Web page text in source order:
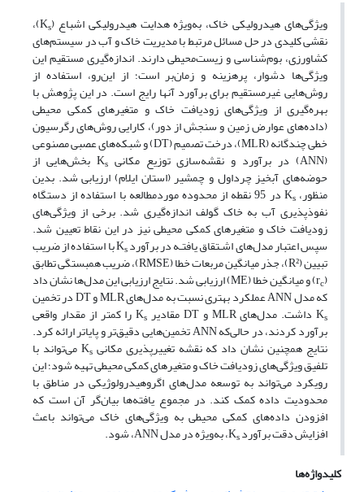
ویژگی‌های هیدرولیکی خاک، به‌ویژه هدایت هیدرولیکی اشباع (Ks )،
نقشی کلیدی در حل مسائل مرتبط با مدیریت خاک و آب در سیستم‌های
کشاورزی، بوم‌شناسی و زیست‌محیطی دارند. اندازه‌گیری مستقیم این
ویژگی‌ها دشوار، پرهزینه و زمان‌بر است؛ از این‌رو، استفاده از
روش‌هایی غیرمستقیم برای برآورد آنها رایج است. در این پژوهش با
بهره‌گیری از ویژگی‌های زودیافت خاک و متغیرهای کمکی محیطی
(داده‌های عوارض زمین و سنجش از دور)، کارایی روش‌های رگرسیون
خطی چندگانه (MLR)، درخت تصمیم (DT) و شبکه‌های عصبی مصنوعی
(ANN) در برآورد و نقشه‌سازی توزیع مکانی K s بخش‌هایی از
حوضه‌های آبخیز چرداول و چمشیر (استان ایلام) ارزیابی شد. بدین
منظور، Ks در 95 نقطه از محدوده مورد‌مطالعه با استفاده از دستگاه
نفوذپذیری آب به خاک گولف اندازه‌گیری شد. برخی از ویژگی‌های
زودیافت خاک و متغیرهای کمکی محیطی نیز در این نقاط تعیین شد.
سپس اعتبار مدل‌های اشـتقاق یافتـه در برآورد Ks با استفاده از ضریب
تبیین (R²)، جذر میانگین مربعات خطا (RMSE)، ضریب همبستگی تطابق
(r
c ) و میانگین خطا (ME) ارزیابی شد. نتایج ارزیابی این مدل‌ها نشان داد
که مدل ANN عملکرد بهتری نسبت به مدل‎‌های MLR و DT در تخمین
Ks داشت. مدل‌های MLR و DT مقادیر K s را کمتر از مقدار واقعی
برآورد کردند، در حالی‌که ANN تخمین‌هایی دقیق‌تر و پایاتر ارائه کرد.
نتایج همچنین نشان داد که نقشه تغییرپذیری مکانی Ks می‌تواند با
تلفیق ویژگی‌های زودیافت خاک و متغیرهای کمکی محیطی تهیه شود؛ این
رویکرد می‌تواند به توسعه مدل‌های اگروهیدرولوژیکی در مناطق با
محدودیت داده کمک ‌کند. در مجموع یافته‌ها بیان‌گر آن است که
افزودن داده‌های کمکی محیطی به ویژگی‌های خاک می‌تواند باعث
افزایش دقت برآورد Ks ، به‌ویژه در مدل ANN، ‌شود.
کلیدواژه‌ها